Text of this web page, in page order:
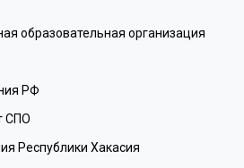
образовательная организация
РФ
СПО
Республики Хакасия